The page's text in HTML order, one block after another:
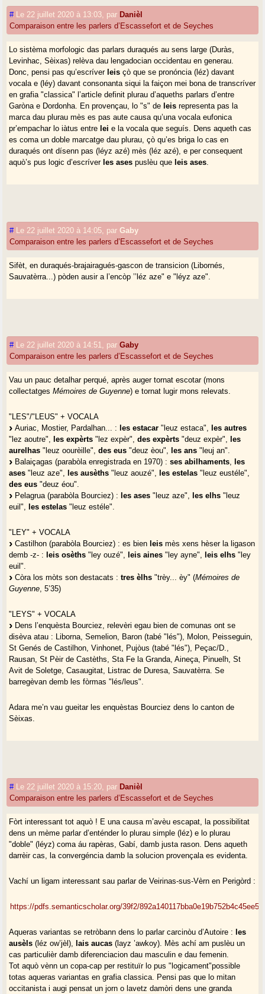
# Le 22 juillet 2020 à 13:03 par Danièl
Comparaison entre les parlers d’Escassefort et de Seyches
Lo sistèma morfologic das parlars duraqués au sens large (Duràs,
Levinhac, Sèixas) relèva dau lengadocian occidentau en generau.
Donc, pensi pas qu’escríver leis çò que se pronóncia (léz) davant
vocala e (léy) davant consonanta siqui la faiçon mei bona de transcríver
en grafia "classica" l’article definit plurau d’aqueths parlars d’entre
Garòna e Dordonha. En provençau, lo "s" de leis representa pas la
marca dau plurau mès es pas aute causa qu’una vocala eufonica
pr’empachar lo iàtus entre lei e la vocala que seguís. Dens aqueth cas
es coma un doble marcatge dau plurau, çò qu’es briga lo cas en
duraqués ont dísenn pas (léyz azé) mès (léz azé), e per consequent
aquò’s pus logic d’escríver les ases puslèu que leis ases
# Le 22 juillet 2020 à 14:05 parGaby
Comparaison entre les parlers d’Escassefort et de Seyches
Sifèt, en duraqués-brajairagués-gascon de transicion (Libornés,
Sauvatèrra...) pòden ausir a l’encòp ’’léz aze" e "léyz aze".
# Le 22 juillet 2020 à 14:51 parGaby
Comparaison entre les parlers d’Escassefort et de Seyches
Vau un pauc detalhar perqué, après auger tornat escotar (mons
collectatgesMémoires de Guyenne) e tornat lugir mons relevats.
"LES"/"LEUS" + VOCALA
Auriac, Mostier, Pardalhan... : les estacar "leuz estaca",
les autres
"lez aoutre",
les expèrts "lez expèr",des expèrts "deuz expèr",
les
aurelhas "leuz oourèille",des eus "deuz èou", les ans "leuj an".
Balaiçagas (parabòla enregistrada en 1970) :ses abilhaments
les
ases "leuz aze", les ausèths "leuz aouzé", les estelas "leuz eustéle",
des eus "deuz éou".
Pelagrua (parabòla Bourciez) : les ases "leuz aze", les elhs "leuz
euil",
les estelas "leuz estéle".
"LEY" + VOCALA
Castilhon (parabòla Bourciez) : es bien leis mès xens hèser la ligason
demb -z- : leis osèths "ley ouzé", leis aines "ley ayne", leis elhs "ley
euil".
Còra los mòts son destacats :tres èlhs "trèy... èy" (Mémoires de
Guyenne , 5’35)
"LEYS" + VOCALA
Dens l’enquèsta Bourciez, relevèri egau bien de comunas ont se
disèva atau : Liborna, Semelion, Baron (tabé "lés"), Molon, Peisseguin,
St Genés de Castilhon, Vinhonet, Pujòus (tabé "lés"), Peçac/D.,
Rausan, St Pèir de Castèths, Sta Fe la Granda, Aineça, Pinuelh, St
Avit de Soletge, Casaugitat, Listrac de Duresa, Sauvatèrra. Se
barregèvan demb les fòrmas "lés/leus".
Adara me’n vau gueitar les enquèstas Bourciez dens lo canton de
Sèixas.
# Le 22 juillet 2020 à 15:20 par Danièl
Comparaison entre les parlers d’Escassefort et de Seyches
Fòrt interessant tot aquò ! E una causa m’avèu escapat, la possibilitat
dens un mème parlar d’enténder lo plurau simple (léz) e lo plurau
"doble" (léyz) coma áu rapèras, Gabí, damb justa rason. Dens aqueth
darrèir cas, la convergéncia damb la solucion provençala es evidenta.
Vachí un ligam interessant sau parlar de Veirinas-sus-Vèrn en Perigòrd :
https://pdfs.semanticscholar.org/39f2/
Aqueras variantas se retròbann dens lo parlar carcinòu d’Autoire : les
ausèls (léz ow’jèl), lais aucas (layz ’awkoy). Mès achí am puslèu un
cas particulièr damb diferenciacion dau masculin e dau femenin.
Tot aquò vènn un copa-cap per restituïr lo pus "logicament"possible
totas aqueras variantas en grafia classica. Pensi pas que lo mitan
occitanista i augi pensat un jorn o lavetz damòri dens une granda